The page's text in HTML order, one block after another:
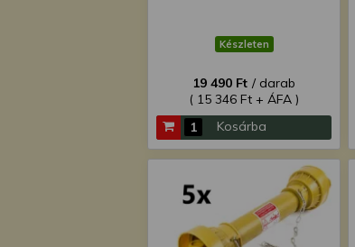
Készleten
19 490 Ft / darab
( 15 346 Ft + ÁFA )
Kosárba